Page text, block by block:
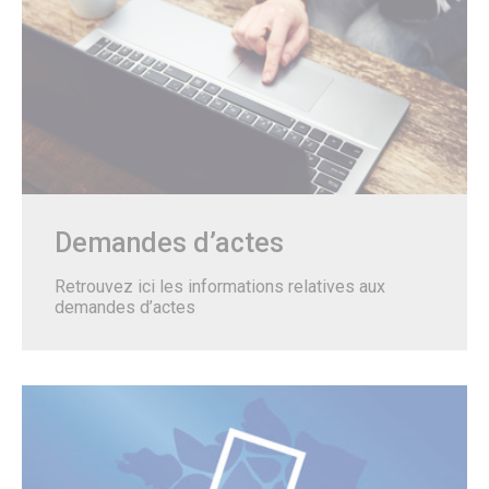
Citoyenneté – État Civil
État Civil
Demandes d’actes
Le Grand Débat National
Sport
Les permanences de médiation
Service Citoyenneté – Etat Civil
Numéros d’urgence & contacts utiles
CADRE DE VIE
Demandes d’actes
Retrouvez ici les informations relatives aux
demandes d’actes